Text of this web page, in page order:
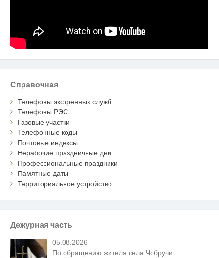
Справочная
Телефоны экстренных служб
Телефоны РЭС
Газовые участки
Телефонные коды
Почтовые индексы
Нерабочие праздничные дни
Профессиональные праздники
Памятные даты
Территориальное устройство
Дежурная часть
05.08.2026
По обращению жителя села Чобручи